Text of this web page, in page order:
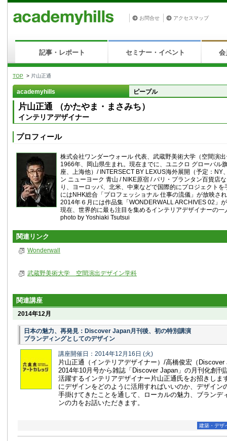
お問合せ アクセスマップ
記事・レポート セミナー・イベント 会
TOP > 片山正通
academyhills ピープル
片山正通 （かたやま・まさみち）
インテリアデザイナー
プロフィール
株式会社ワンダーウォール 代表、武蔵野美術大学（空間演
1966年、岡山県生まれ。現在までに、ユニクロ グローバル
座、上海他）/ INTERSECT BY LEXUS海外展開（予定：NY
ン ニューヨーク 青山 / NIKE原宿 / パリ・プランタン百貨店
り、ヨーロッパ、北米、中東などで国際的にプロジェクト
にはNHK総合「プロフェッショナル 仕事の流儀」が放映さ
2014年６月には作品集「WONDERWALL ARCHIVES 02」
現在、世界的に最も注目を集めるインテリアデザイナーの一
photo by Yoshiaki Tsutsui
関連リンク
Wonderwall
武蔵野美術大学 空間演出デザイン学科
関連講座
2014年12月
日本の魅力、再発見：Discover Japan月刊後、初の特別講演
ブランディングとしてのデザイン
講座開催日：2014年12月16日 (火)
片山正通（インテリアデザイナー）/高橋俊宏（
2014年10月号から雑誌「Discover Japan」の月刊化創刊
活躍するインテリアデザイナー片山正通氏をお招きしま
にデザインをどのように活用すればいいのか、デザイン
手掛けてきたことを通して、ローカルの魅力、ブランデ
ンの力をお話いただきます。
建築・デザ